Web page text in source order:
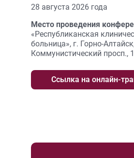
28 августа 2026 года
Место проведения
«Республиканская
больница», г. Горно-
Коммунистический просп.,
Ссылка на онлайн-